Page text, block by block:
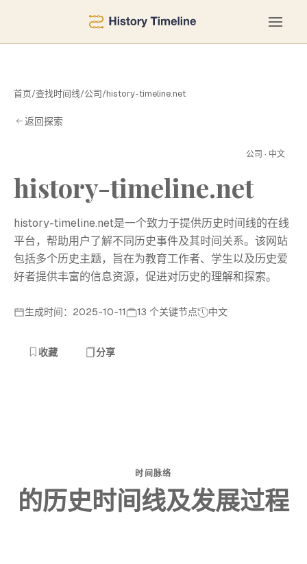
首页/查找时间线/公司/history-timeline.net
返回探索
公司 · 中文
history-timeline.net
history-timeline.net是一个致力于提供历史时间线的在线
平台，帮助用户了解不同历史事件及其时间关系。该网站
包括多个历史主题，旨在为教育工作者、学生以及历史爱
好者提供丰富的信息资源，促进对历史的理解和探索。
生成时间：2025-10-11 13 个关键节点 中文
收藏 分享
时间脉络
的历史时间线及发展过程